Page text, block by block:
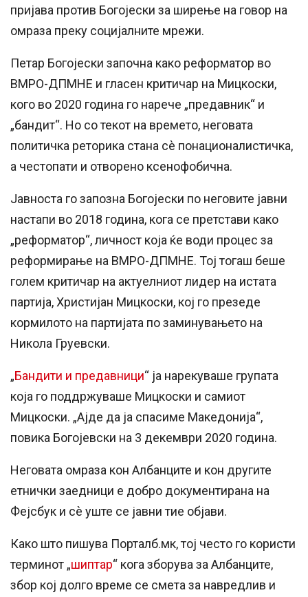
пријава против Богојески за ширење на говор на
омраза преку социјалните мрежи.
Петар Богојески започна како реформатор во
ВМРО-ДПМНЕ и гласен критичар на Мицкоски,
кого во 2020 година го нарече „предавник“ и
„бандит“. Но со текот на времето, неговата
политичка реторика стана сè понационалистичка,
а честопати и отворено ксенофобична.
Јавноста го запозна Богојески по неговите јавни
настапи во 2018 година, кога се претстави како
„реформатор“, личност која ќе води процес за
реформирање на ВМРО-ДПМНЕ. Тој тогаш беше
голем критичар на актуелниот лидер на истата
партија, Христијан Мицкоски, кој го презеде
кормилото на партијата по заминувањето на
Никола Груевски.
„Бандити и предавници“ ја нарекуваше групата
која го поддржуваше Мицкоски и самиот
Мицкоски. „Ајде да ја спасиме Македонија“,
повика Богојевски на 3 декември 2020 година.
Неговата омраза кон Албанците и кон другите
етнички заедници е добро документирана на
Фејсбук и сè уште се јавни тие објави.
Како што пишува Порталб.мк, тој често го користи
терминот „шиптар“ кога зборува за Албанците,
збор кој долго време се смета за навредлив и